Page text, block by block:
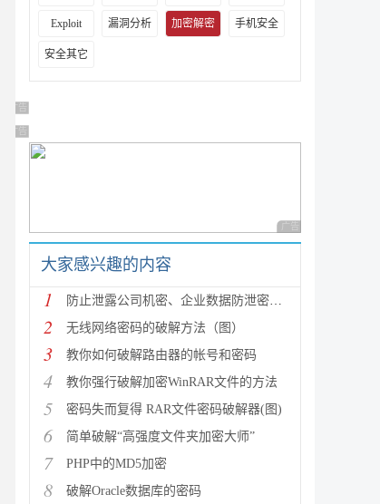
Exploit 漏洞分析 加密解密 手机安全
安全其它
广告 商业广告，理性选择
广告 商业广告，理性选择
广告 商业广告，理性
大家感兴趣的内容
1 防止泄露公司机密、企业数据防泄密软件排名、电脑文件
2 无线网络密码的破解方法（图）
3 教你如何破解路由器的帐号和密码
4 教你强行破解加密WinRAR文件的方法
5 密码失而复得 RAR文件密码破解器(图)
6 简单破解“高强度文件夹加密大师”
7 PHP中的MD5加密
8 破解Oracle数据库的密码